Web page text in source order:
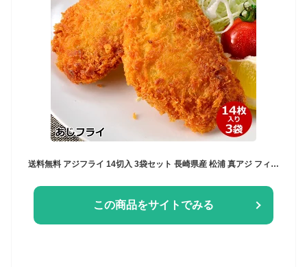
送料無料 アジフライ 14切入 3袋セット 長崎県産 松浦 真アジ フィーレ あじフライ アジ フィレ 骨取り半身 お子様も食べやすい アジフライ 冷凍 国内製造 鯵フライ 簡単調理 夕食 おかず お弁当 ビール おつまみ 揚げ物 冷凍 食品 簡単 惣菜 魚料理 水産加工 長崎 松浦
この商品をサイトでみる